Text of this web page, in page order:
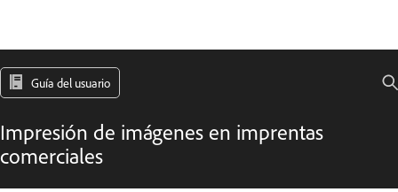
Guía del usuario
Impresión de imágenes en imprentas
comerciales